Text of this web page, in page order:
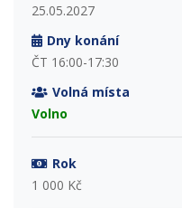
25.05.2027
Dny konání
ČT 16:00-17:30
Volná místa
Volno
Rok
1 000 Kč